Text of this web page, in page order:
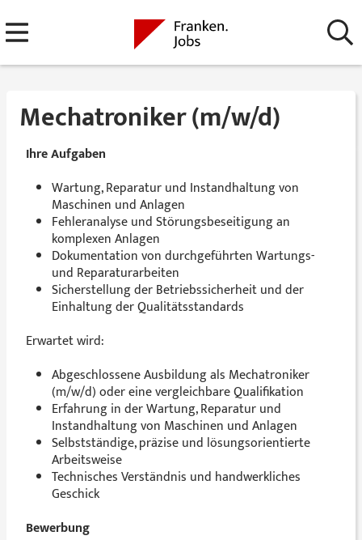
Mechatroniker (m/w/d)
Ihre Aufgaben
Wartung, Reparatur und Instandhaltung von
Maschinen und Anlagen
Fehleranalyse und Störungsbeseitigung an
komplexen Anlagen
Dokumentation von durchgeführten Wartungs-
und Reparaturarbeiten
Sicherstellung der Betriebssicherheit und der
Einhaltung der Qualitätsstandards
Erwartet wird:
Abgeschlossene Ausbildung als Mechatroniker
(m/w/d) oder eine vergleichbare Qualifikation
Erfahrung in der Wartung, Reparatur und
Instandhaltung von Maschinen und Anlagen
Selbstständige, präzise und lösungsorientierte
Arbeitsweise
Technisches Verständnis und handwerkliches
Geschick
Bewerbung